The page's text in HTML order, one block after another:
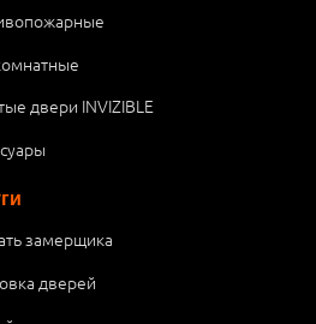
двери INVIZIBLE
замерщика
дверей